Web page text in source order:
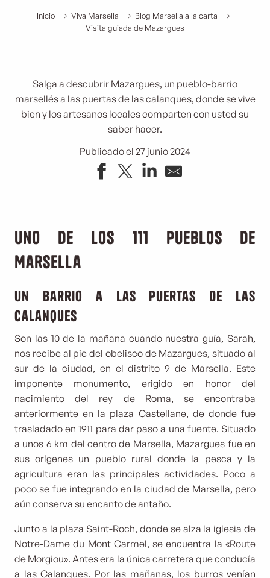
Inicio Viva Marsella
Blog Marsella a la carta
Visita guiada de Mazargues
Salga a descubrir Mazargues, un pueblo-barrio
marsellés a las puertas de las calanques, donde se vive
bien y los artesanos locales comparten con usted su
saber hacer.
Publicado el 27 junio 2024
Uno de los 111 pueblos de
Marsella
Un barrio a las puertas de las
calanques
Son las 10 de la mañana cuando nuestra guía, Sarah,
nos recibe al pie del obelisco de Mazargues, situado al
sur de la ciudad, en el distrito 9 de Marsella. Este
imponente monumento, erigido en honor del
nacimiento del rey de Roma, se encontraba
anteriormente en la plaza Castellane, de donde fue
trasladado en 1911 para dar paso a una fuente. Situado
a unos 6 km del centro de Marsella, Mazargues fue en
sus orígenes un pueblo rural donde la pesca y la
agricultura eran las principales actividades. Poco a
poco se fue integrando en la ciudad de Marsella, pero
aún conserva su encanto de antaño.
Junto a la plaza Saint-Roch, donde se alza la iglesia de
Notre-Dame du Mont Carmel, se encuentra la «Route
de Morgiou». Antes era la única carretera que conducía
a las Calanques. Por las mañanas, los burros venían